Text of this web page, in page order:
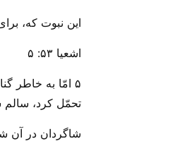
این نبوت که،
اشعیا ۵۳: ۵
۵ امّا به خاطر
تحمّل کرد، سالم
شاگردان در آن